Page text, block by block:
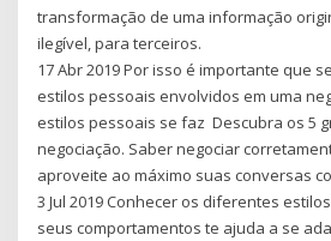
transformação de uma informação
ilegível, para terceiros.
17 Abr 2019 Por isso é importante que
estilos pessoais envolvidos em uma
estilos pessoais se faz Descubra os 5
negociação. Saber negociar
aproveite ao máximo suas conversas
3 Jul 2019 Conhecer os diferentes
seus comportamentos te ajuda a se